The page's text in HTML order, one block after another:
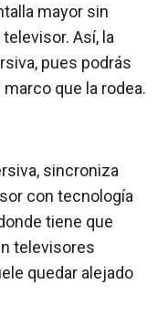
mayor sin
Así, la
pues podrás
que la rodea.
sincroniza
con tecnología
tiene que
televisores
quedar alejado